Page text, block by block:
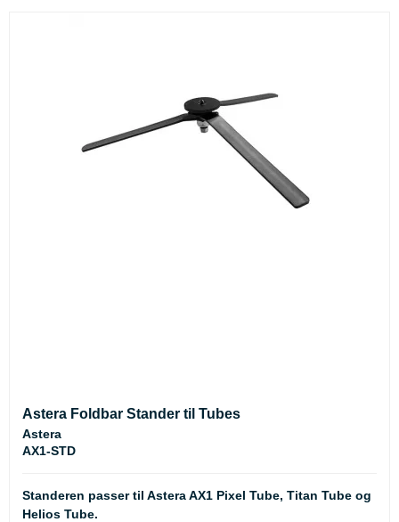
Astera Foldbar Stander til Tubes
Astera
AX1-STD
Standeren passer til Astera AX1 Pixel Tube, Titan Tube og
Helios Tube.